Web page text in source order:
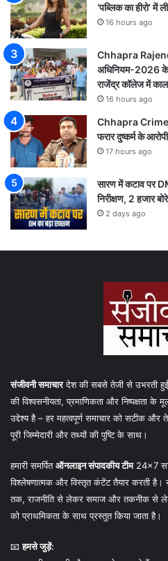
‘पब्लिक का हीरो’
16 hours ago
Chhapra
अधिनियम-2026 के
राजेंद्र कॉलेज में
16 hours ago
Chhapra Crime
फरार दुष्कर्म के
17 hours ago
सारण में कटाव पर
निरीक्षण, 2 हजार
2 days ago
संजीवनी समाचारदेश की सबसे तेजी से उभरती हुई
की विश्वसनीयता, प्रमाणिकता और निष्पक्षता के
उद्देश्य है – हर महत्वपूर्ण समाचार को सटीक और
पूरी जिम्मेदारी और तथ्यों की पुष्टि के साथ।
हमारी समर्पितऑनलाइन संपादकीय टीम24×7
विश्लेषणात्मक और विस्तृत कंटेंट तैयार करती है।
तक, राजनीति से लेकर समाज और तकनीक से
को प्राथमिकता के साथ प्रस्तुत किया जाता है।
📧हमसे जुड़ें: